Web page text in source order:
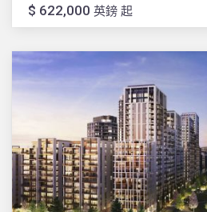
$ 622,000 英鎊 起